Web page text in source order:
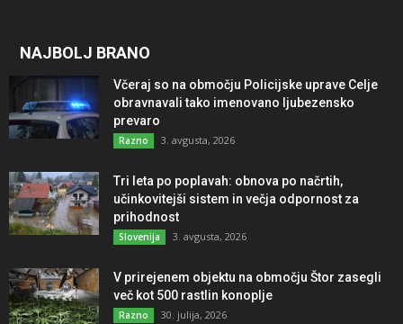
NAJBOLJ BRANO
Včeraj so na območju Policijske uprave Celje
obravnavali tako imenovano ljubezensko
prevaro
Razno 3. avgusta, 2026
Tri leta po poplavah: obnova po načrtih,
učinkovitejši sistem in večja odpornost za
prihodnost
Slovenija 3. avgusta, 2026
V prirejenem objektu na območju Štor zasegli
več kot 500 rastlin konoplje
Razno 30. julija, 2026